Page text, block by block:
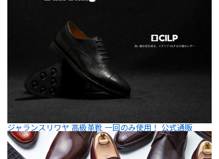
ジャランスリワヤ 高級革靴 一回のみ使用！ 公式通販